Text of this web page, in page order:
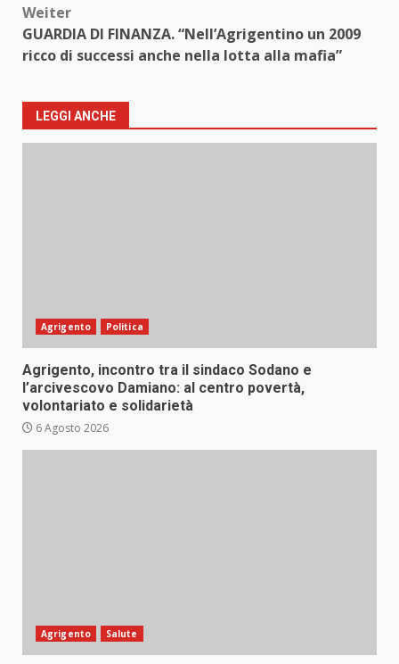
Weiter
GUARDIA DI FINANZA. “Nell’Agrigentino un 2009
ricco di successi anche nella lotta alla mafia”
LEGGI ANCHE
Agrigento Politica
Agrigento, incontro tra il sindaco Sodano e
l’arcivescovo Damiano: al centro povertà,
volontariato e solidarietà
6 Agosto 2026
Agrigento Salute